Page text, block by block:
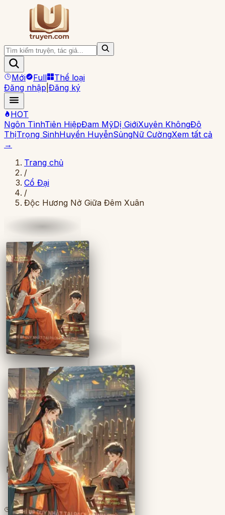
Mới Full
Thể loại
Đăng nhập Đăng ký
HOT
Ngôn TìnhTiên HiệpĐam MỹDị GiớiXuyên KhôngĐô
ThịTrọng SinhHuyền HuyễnSủngNữ CườngXem tất cả
→
Trang chủ
/
Cổ Đại
/
Độc Hương Nở Giữa Đêm Xuân
Full
7lượt đọc· 13chương